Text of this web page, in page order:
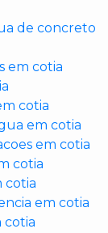
de concreto
em cotia
cotia
em cotia
em cotia
cotia
cotia
em cotia
cotia